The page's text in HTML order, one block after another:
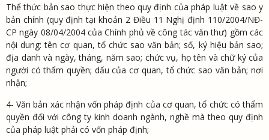
Thể thức bản sao thực hiện theo quy định của pháp luật về sao y
bản chính (quy định tại khoản 2 Điều 11 Nghị định 110/2004/NĐ-
CP ngày 08/04/2004 của Chính phủ về công tác văn thư) gồm các
nội dung: tên cơ quan, tổ chức sao văn bản; số, ký hiệu bản sao;
địa danh và ngày, tháng, năm sao; chức vụ, họ tên và chữ ký của
người có thẩm quyền; dấu của cơ quan, tổ chức sao văn bản; nơi
nhận;
4- Văn bản xác nhận vốn pháp định của cơ quan, tổ chức có thẩm
quyền đối với công ty kinh doanh ngành, nghề mà theo quy định
của pháp luật phải có vốn pháp định;